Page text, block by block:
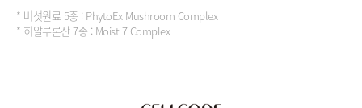
* 버섯원료 5종 : PhytoEx Mushroom Complex
* 히알루론산 7종 : Moist-7 Complex